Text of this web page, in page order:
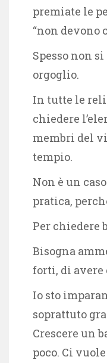
premiate le
“non devono
Spesso non
orgoglio.
In tutte le
chiedere
membri del
tempio.
Non è un
pratica,
Per chiedere
Bisogna
forti, di avere
Io sto
soprattuto
Crescere un
poco. Ci